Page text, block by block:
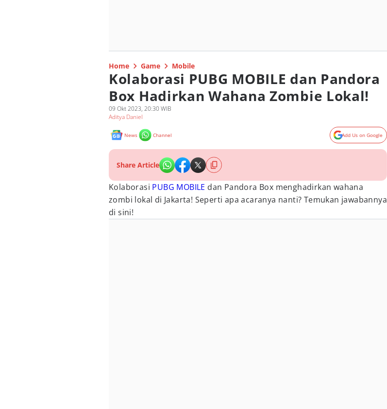
Home Game Mobile
Kolaborasi PUBG MOBILE dan Pandora
Box Hadirkan Wahana Zombie Lokal!
09 Okt 2023, 20:30 WIB
Aditya Daniel
News Channel Add Us on Google
Share Article
Kolaborasi PUBG MOBILE dan Pandora Box menghadirkan wahana
zombi lokal di Jakarta! Seperti apa acaranya nanti? Temukan jawabannya
di sini!